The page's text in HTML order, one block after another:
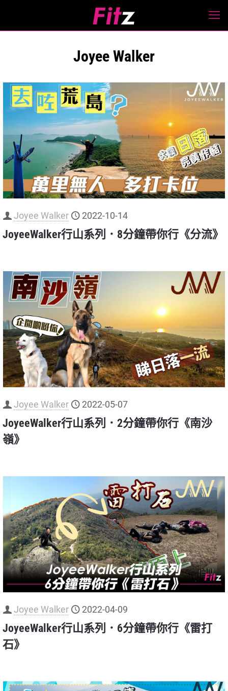
Joyee Walker
Joyee Walker 2022-10-14
JoyeeWalker行山系列．8分鐘帶你行《分流》
Joyee Walker 2022-05-07
JoyeeWalker行山系列．2分鐘帶你行《南沙
嶺》
Joyee Walker 2022-04-09
JoyeeWalker行山系列．6分鐘帶你行《雷打
石》